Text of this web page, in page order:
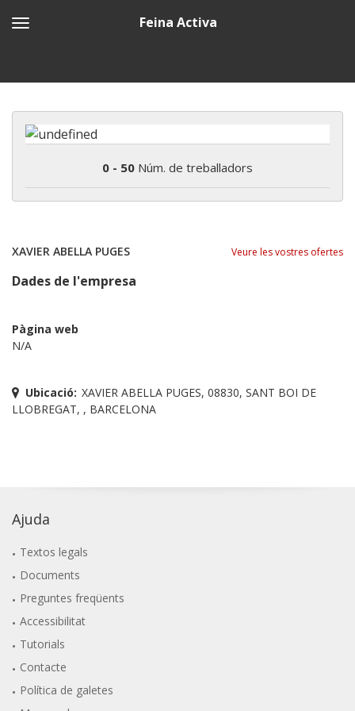
Feina Activa
0 - 50 Núm. de treballadors
XAVIER ABELLA PUGES Veure les vostres ofertes
Dades de l'empresa
Pàgina web
N/A
Ubicació: XAVIER ABELLA PUGES, 08830, SANT BOI DE
LLOBREGAT, , BARCELONA
Ajuda
Textos legals
Documents
Preguntes freqüents
Accessibilitat
Tutorials
Contacte
Política de galetes